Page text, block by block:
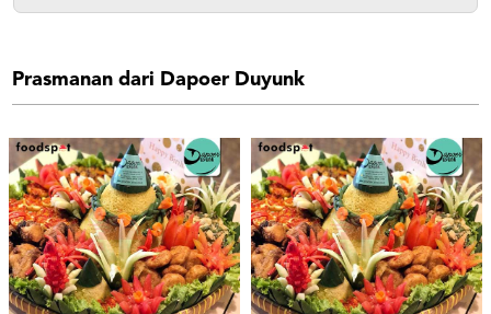
Prasmanan dari Dapoer Duyunk